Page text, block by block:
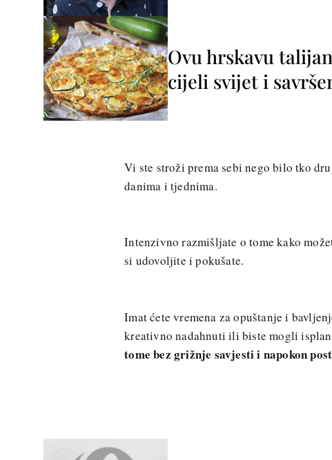
Ovu hrskavu
cijeli svijet i
Vi ste stroži prema sebi nego bilo tko
danima i tjednima.
Intenzivno razmišljate o tome kako
si udovoljite i pokušate.
Imat ćete vremena za opuštanje i
kreativno nadahnuti ili biste mogli
tome bez grižnje savjesti i napokon